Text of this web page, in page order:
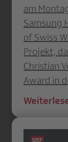
am
Samsung
of Swiss
Projekt,
Christian
Award in